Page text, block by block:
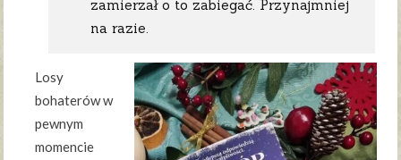
zamierzał o to zabiegać. Przynajmniej
na razie.
Losy
bohaterów w
pewnym
momencie